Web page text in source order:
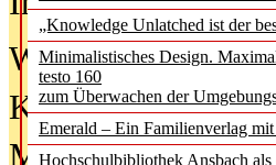
„Knowledge Unlatched ist der
Minimalistisches Design.
testo 160
zum Überwachen der
Emerald – Ein Familienverlag
Hochschulbibliothek Ansbach
Was
Kinder in der
Metadaten als